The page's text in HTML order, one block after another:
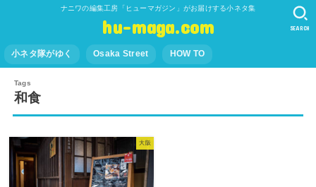
ナニワの編集工房「ヒューマガジン」がお届けする小ネタ集
hu-maga.com
小ネタ隊がゆく Osaka Street HOW TO
SEARCH
和食
大阪